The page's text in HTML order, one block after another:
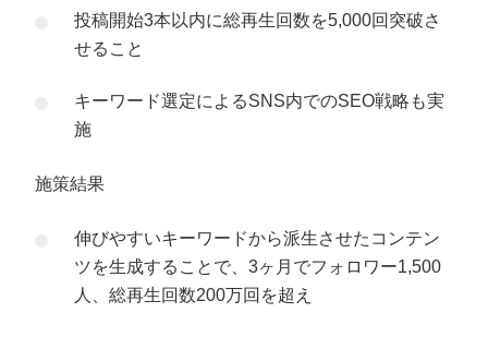
投稿開始3本以内に総再生回数を5,000回突破さ
せること
キーワード選定によるSNS内でのSEO戦略も実
施
施策結果
伸びやすいキーワードから派生させたコンテン
ツを生成することで、3ヶ月でフォロワー1,500
人、総再生回数200万回を超え